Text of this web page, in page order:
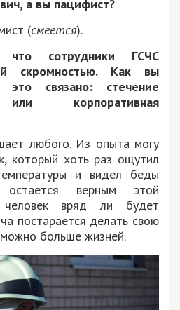
а вы пацифист?
(смеется).
сотрудники ГСЧС
скромностью. Как вы
связано: стечение
или корпоративная
любого. Из опыта могу
который хоть раз ощутил
и видел беды
остается верным этой
человек вряд ли будет
постарается делать свою
больше жизней.